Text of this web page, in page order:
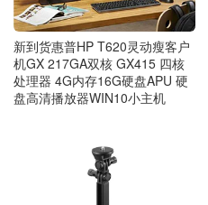
新到货惠普HP T620灵动瘦客户
机GX 217GA双核 GX415 四核
处理器 4G内存16G硬盘APU 硬
盘高清播放器WIN10小主机